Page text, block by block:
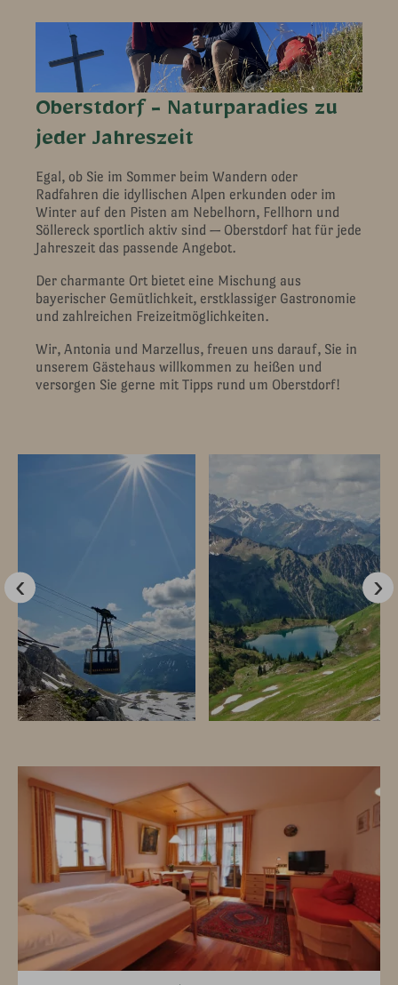
Oberstdorf - Naturparadies zu
jeder Jahreszeit
Egal, ob Sie im Sommer beim Wandern oder
Radfahren die idyllischen Alpen erkunden oder im
Winter auf den Pisten am Nebelhorn, Fellhorn und
Söllereck sportlich aktiv sind — Oberstdorf hat für jede
Jahreszeit das passende Angebot.
Der charmante Ort bietet eine Mischung aus
bayerischer Gemütlichkeit, erstklassiger Gastronomie
und zahlreichen Freizeitmöglichkeiten.
Wir, Antonia und Marzellus, freuen uns darauf, Sie in
unserem Gästehaus willkommen zu heißen und
versorgen Sie gerne mit Tipps rund um Oberstdorf!